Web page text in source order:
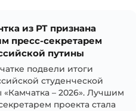
из РТ признана
пресс-секретарем
путины
подвели итоги
студенческой
«Камчатка – 2026». Лучшим
проекта стала